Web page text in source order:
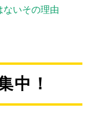
いその理由
中！